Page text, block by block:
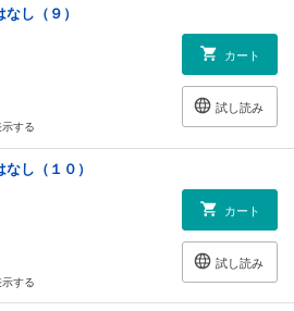
し（９）
カート
試し読み
する
し（１０）
カート
試し読み
する